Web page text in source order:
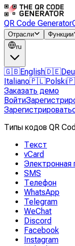
QR Code Generator
Отрасли
Функции
ru
🇬🇧English🇩🇪
Italiano🇵🇱Polski
Заказать демо
Войти
Типы кодов QR
Текст
vCard
Электронная
SMS
Телефон
WhatsApp
Telegram
WeChat
Discord
Facebook
Instagram